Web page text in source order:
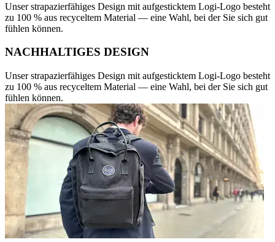
Unser strapazierfähiges Design mit aufgesticktem Logi-Logo besteht
zu 100 % aus recyceltem Material — eine Wahl, bei der Sie sich gut
fühlen können.
NACHHALTIGES DESIGN
Unser strapazierfähiges Design mit aufgesticktem Logi-Logo besteht
zu 100 % aus recyceltem Material — eine Wahl, bei der Sie sich gut
fühlen können.